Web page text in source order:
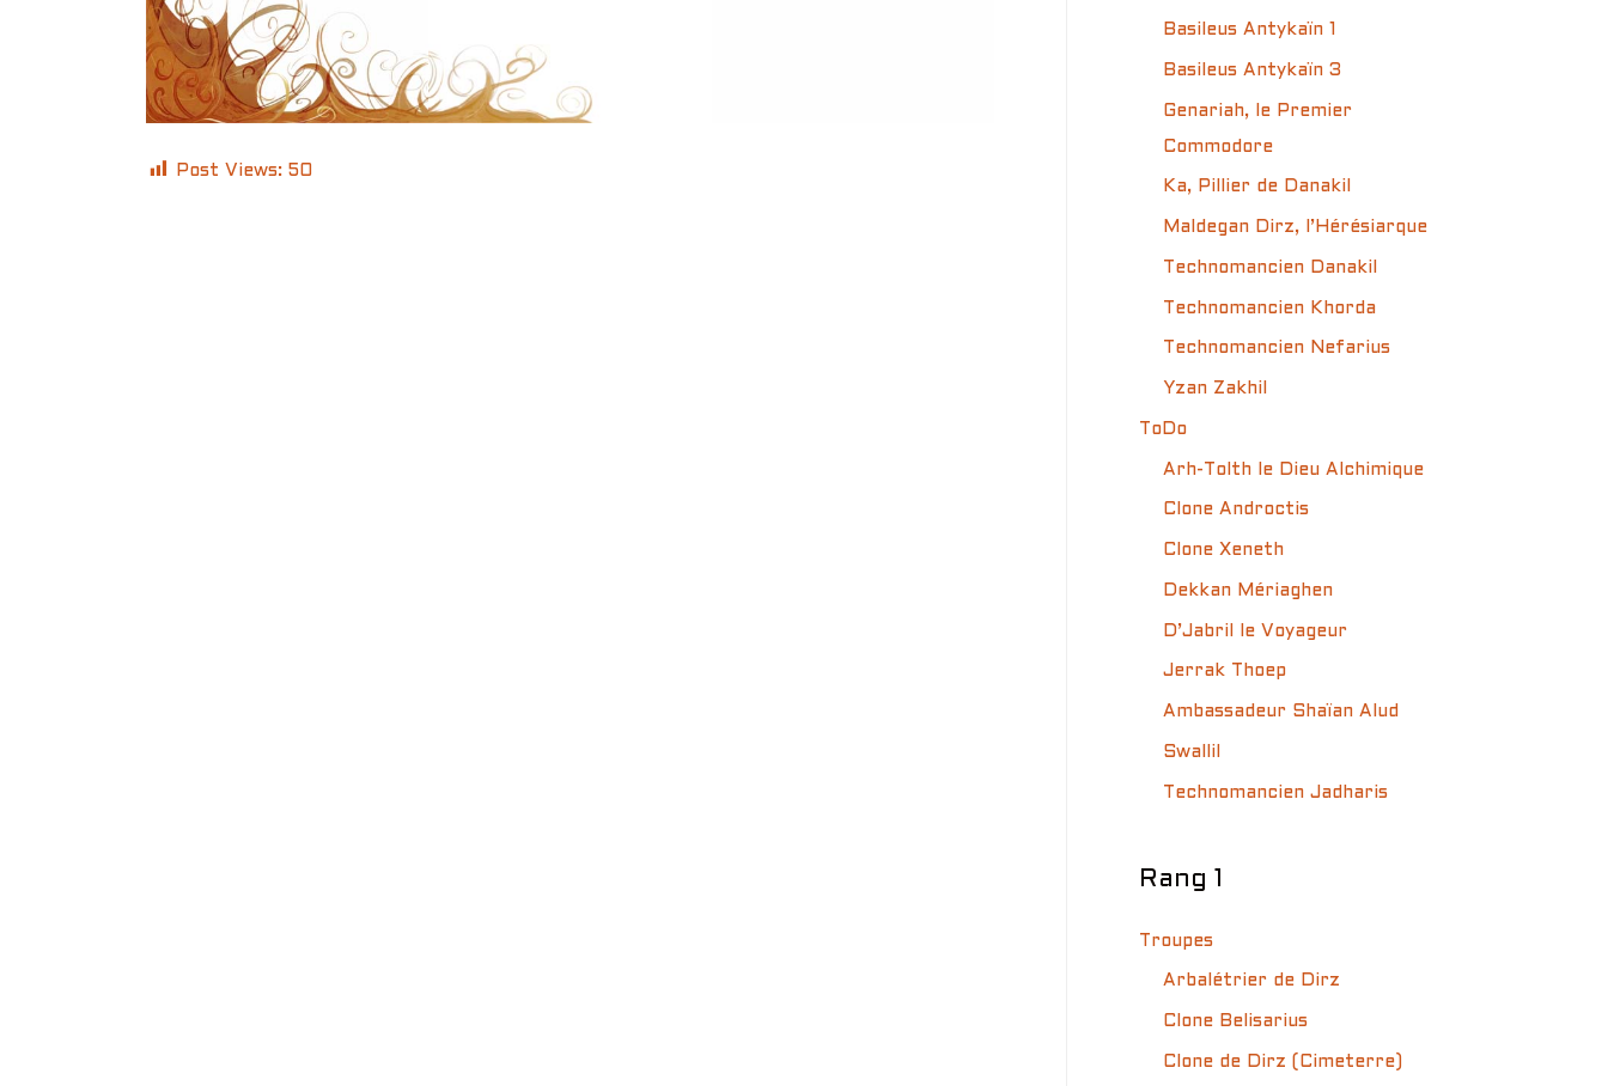
Post Views: 50
Basileus Antykaïn 1
Basileus Antykaïn 3
Genariah, le Premier
Commodore
Ka, Pillier de Danakil
Maldegan Dirz, l’Hérésiarque
Technomancien Danakil
Technomancien Khorda
Technomancien Nefarius
Yzan Zakhil
ToDo
Arh-Tolth le Dieu Alchimique
Clone Androctis
Clone Xeneth
Dekkan Mériaghen
D’Jabril le Voyageur
Jerrak Thoep
Ambassadeur Shaïan Alud
Swallil
Technomancien Jadharis
Rang 1
Troupes
Arbalétrier de Dirz
Clone Belisarius
Clone de Dirz (Cimeterre)